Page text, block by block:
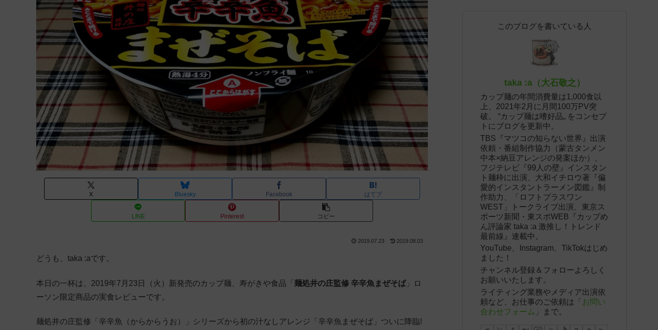
X Bluesky Facebook はてブ
LINE Pinterest コピー
2019.07.23 2019.08.03
どうも、taka :aです。
本日の一杯は、2019年7月23日（火）新発売のカップ麺、寿がきや食品「 麺処井の庄監修 辛辛魚まぜそば」ロ
ーソン限定商品の実食レビューです。
麺処井の庄監修「辛辛魚（からからうお）」シリーズから初の汁なしアレンジ「辛辛魚まぜそば」ついに降臨!
このブログを書いている人
taka :a（大石敬之）
カップ麺の年間消費量は1,000食以
上、2021年2月に月間100万PV突
破。 “カップ麺は嗜好品„ をコンセプ
トにブログを更新中。
TBS『マツコの知らない世界』出演
依頼・番組制作協力（蒙古タンメン
中本×納豆アレンジの発案ほか）、
フジテレビ『99人の壁』インスタン
ト麺枠に出演、大和イチロウ著『偏
愛的インスタントラーメン図鑑』制
作助力、「ロフトプラスワン
WEST」トークライブ出演、東京ス
ポーツ新聞・東スポWEB『カップめ
ん評論家 taka :a 激推し！トレンド
最前線』連載中。
YouTube、Instagram、TikTokはじめ
ました！
チャンネル登録＆フォローよろしく
お願いいたします。
ライティング業務やメディア出演依
頼など、お仕事のご依頼は「 お問い
合わせフォーム 」まで。